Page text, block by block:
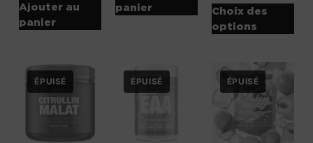
Ajouter au
panier
panier
Choix des
options